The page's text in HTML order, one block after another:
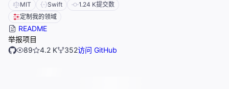
MIT Swift 1.24 K提交数
定制我的领域
README
举报项目
89
4.2 K 352访问 GitHub